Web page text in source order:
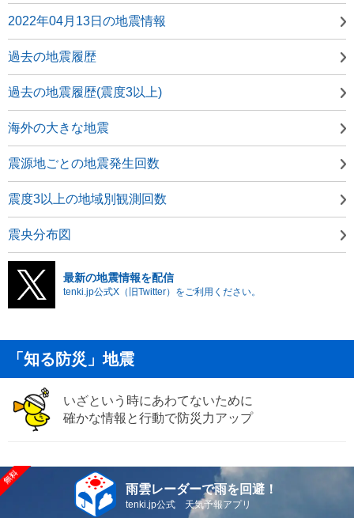
2022年04月13日の地震情報
過去の地震履歴
過去の地震履歴(震度3以上)
海外の大きな地震
震源地ごとの地震発生回数
震度3以上の地域別観測回数
震央分布図
最新の地震情報を配信
tenki.jp公式X（旧Twitter）をご利用ください。
「知る防災」地震
いざという時にあわてないために
確かな情報と行動で防災力アップ
雨雲レーダーで雨を回避！
tenki.jp公式 天気予報アプリ